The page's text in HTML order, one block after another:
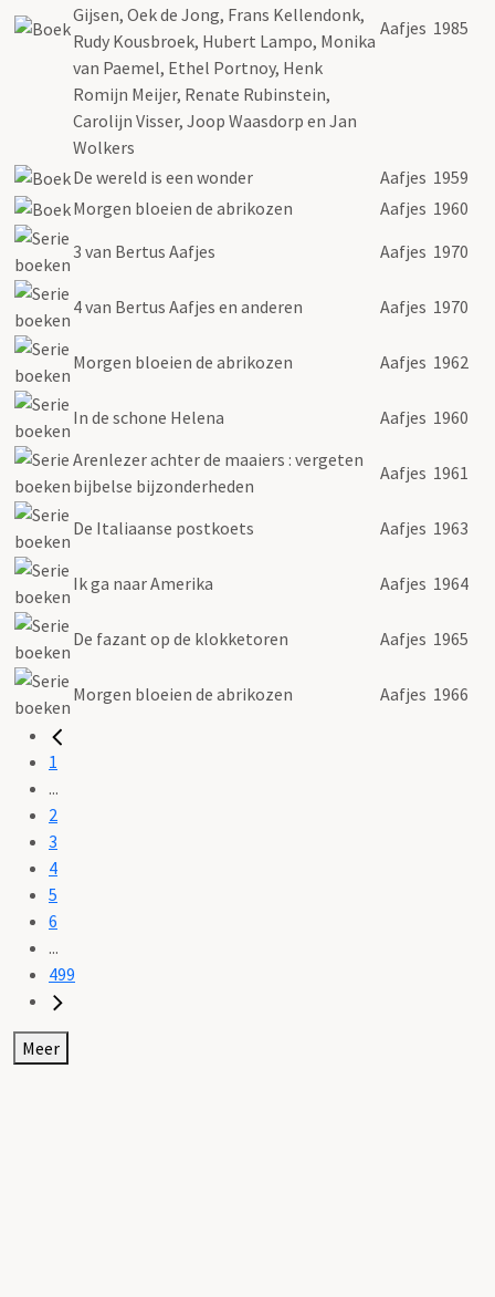
Gijsen, Oek de Jong, Frans Kellendonk,
Rudy Kousbroek, Hubert Lampo, Monika
van Paemel, Ethel Portnoy, Henk
Romijn Meijer, Renate Rubinstein,
Carolijn Visser, Joop Waasdorp en Jan
Wolkers
Aafjes 1985
De wereld is een wonder Aafjes 1959
Morgen bloeien de abrikozen
Aafjes 1960
3 van Bertus Aafjes
Aafjes 1970
4 van Bertus Aafjes en anderen Aafjes 1970
Morgen bloeien de abrikozen Aafjes 1962
In de schone Helena Aafjes 1960
Arenlezer achter de maaiers : vergeten
bijbelse bijzonderheden
Aafjes 1961
De Italiaanse postkoets Aafjes 1963
Ik ga naar Amerika Aafjes 1964
De fazant op de klokketoren Aafjes 1965
Morgen bloeien de abrikozen Aafjes 1966
1
...
2
3
4
5
6
...
499
Meer